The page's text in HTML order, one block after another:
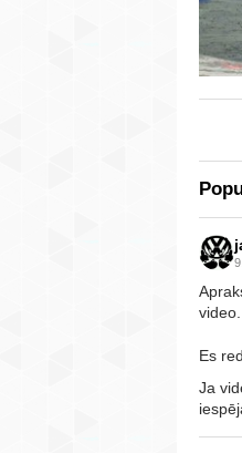
video.
Es
Ja